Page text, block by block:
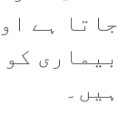
جاتا ہے
بیماری
ہیں۔